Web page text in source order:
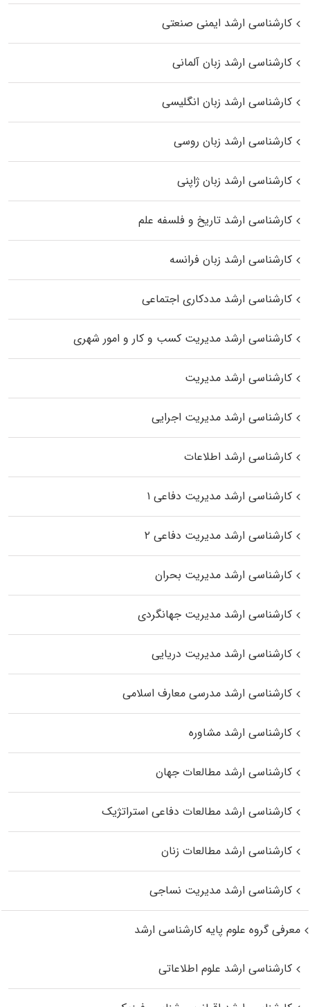
کارشناسی ارشد ایمنی صنعتی
کارشناسی ارشد زبان آلمانی
کارشناسی ارشد زبان انگلیسی
کارشناسی ارشد زبان روسی
کارشناسی ارشد زبان ژاپنی
کارشناسی ارشد تاریخ و فلسفه علم
کارشناسی ارشد زبان فرانسه
کارشناسی ارشد مددکاری اجتماعی
کارشناسی ارشد مدیریت کسب و کار و امور شهری
کارشناسی ارشد مدیریت
کارشناسی ارشد مدیریت اجرایی
کارشناسی ارشد اطلاعات
کارشناسی ارشد مدیریت دفاعی ۱
کارشناسی ارشد مدیریت دفاعی ۲
کارشناسی ارشد مدیریت بحران
کارشناسی ارشد مدیریت جهانگردی
کارشناسی ارشد مدیریت دریایی
کارشناسی ارشد مدرسی معارف اسلامی
کارشناسی ارشد مشاوره
کارشناسی ارشد مطالعات جهان
کارشناسی ارشد مطالعات دفاعی استراتژیک
کارشناسی ارشد مطالعات زنان
کارشناسی ارشد مدیریت نساجی
معرفی گروه علوم پایه کارشناسی ارشد
کارشناسی ارشد علوم اطلاعاتی